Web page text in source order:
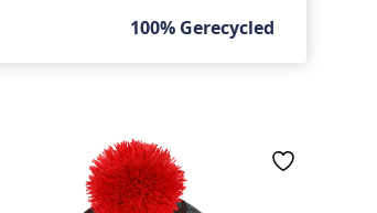
100% Gerecycled